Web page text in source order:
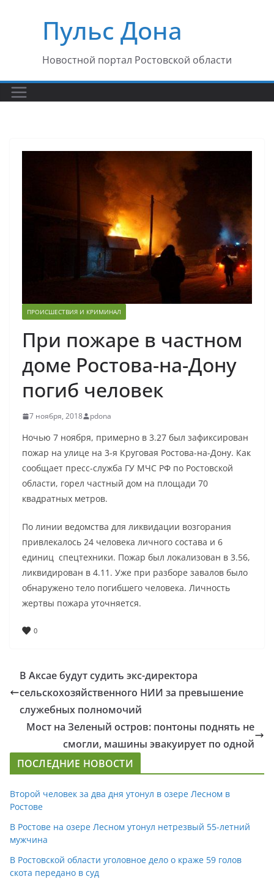
содержимомуПульс Дона
Новостной портал Ростовской области
ПРОИСШЕСТВИЯ И КРИМИНАЛ
При пожаре в частном
доме Ростова-на-Дону
погиб человек
7 ноября, 2018 pdona
Ночью 7 ноября, примерно в 3.27 был зафиксирован
пожар на улице на 3-я Круговая Ростова-на-Дону. Как
сообщает пресс-служба ГУ МЧС РФ по Ростовской
области, горел частный дом на площади 70
квадратных метров.
По линии ведомства для ликвидации возгорания
привлекалось 24 человека личного состава и 6
единиц спецтехники. Пожар был локализован в 3.56,
ликвидирован в 4.11. Уже при разборе завалов было
обнаружено тело погибшего человека. Личность
жертвы пожара уточняется.
0
В Аксае будут судить экс-директора
сельскохозяйственного НИИ за превышение
служебных полномочий
Мост на Зеленый остров: понтоны поднять не
смогли, машины эвакуирует по одной
ПОСЛЕДНИЕ НОВОСТИ
Второй человек за два дня утонул в озере Лесном в
Ростове
В Ростове на озере Лесном утонул нетрезвый 55-летний
мужчина
В Ростовской области уголовное дело о краже 59 голов
скота передано в суд